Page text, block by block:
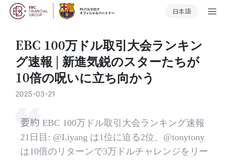
日本語
EBC 100万ドル取引大会ランキン
グ速報 | 新進気鋭のスターたちが
10倍の呪いに立ち向かう
2025-03-21
要約 EBC 100万ドル取引大会ランキング速報
21日目: @Liyang は1位に迫る2位、@tonytony
は10倍のリターンで3万ドルチャレンジをリー